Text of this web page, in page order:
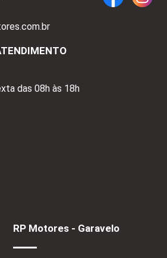
das 08h às 18h
RP Motores - Garavelo